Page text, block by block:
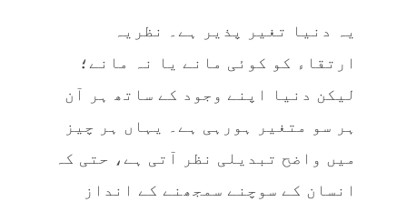
یہ دنیا تغیر پذیر ہے۔ نظریہ
ارتقاء کو کوئی مانے یا نہ مانے؛
لیکن دنیا اپنے وجود کے ساتھ ہر آن
ہر سو متغیر ہورہی ہے۔ یہاں ہر چیز
میں واضح تبدیلی نظر آتی ہے، حتی کہ
انسان کے سوچنے سمجھنے کے انداز